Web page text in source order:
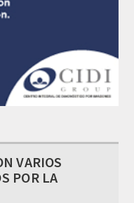
VARIOS
POR LA